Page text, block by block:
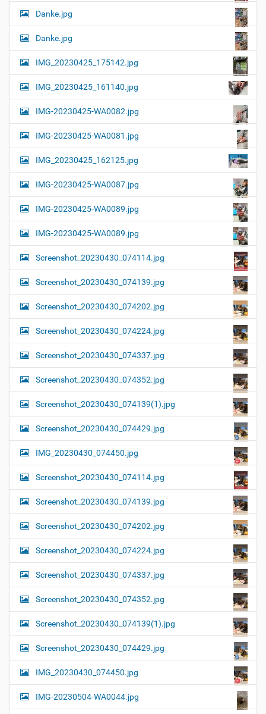
Danke.jpg
Danke.jpg
IMG_20230425_175142.jpg
IMG_20230425_161140.jpg
IMG-20230425-WA0082.jpg
IMG-20230425-WA0081.jpg
IMG_20230425_162125.jpg
IMG-20230425-WA0087.jpg
IMG-20230425-WA0089.jpg
IMG-20230425-WA0089.jpg
Screenshot_20230430_074114.jpg
Screenshot_20230430_074139.jpg
Screenshot_20230430_074202.jpg
Screenshot_20230430_074224.jpg
Screenshot_20230430_074337.jpg
Screenshot_20230430_074352.jpg
Screenshot_20230430_074139(1).jpg
Screenshot_20230430_074429.jpg
IMG_20230430_074450.jpg
Screenshot_20230430_074114.jpg
Screenshot_20230430_074139.jpg
Screenshot_20230430_074202.jpg
Screenshot_20230430_074224.jpg
Screenshot_20230430_074337.jpg
Screenshot_20230430_074352.jpg
Screenshot_20230430_074139(1).jpg
Screenshot_20230430_074429.jpg
IMG_20230430_074450.jpg
IMG-20230504-WA0044.jpg